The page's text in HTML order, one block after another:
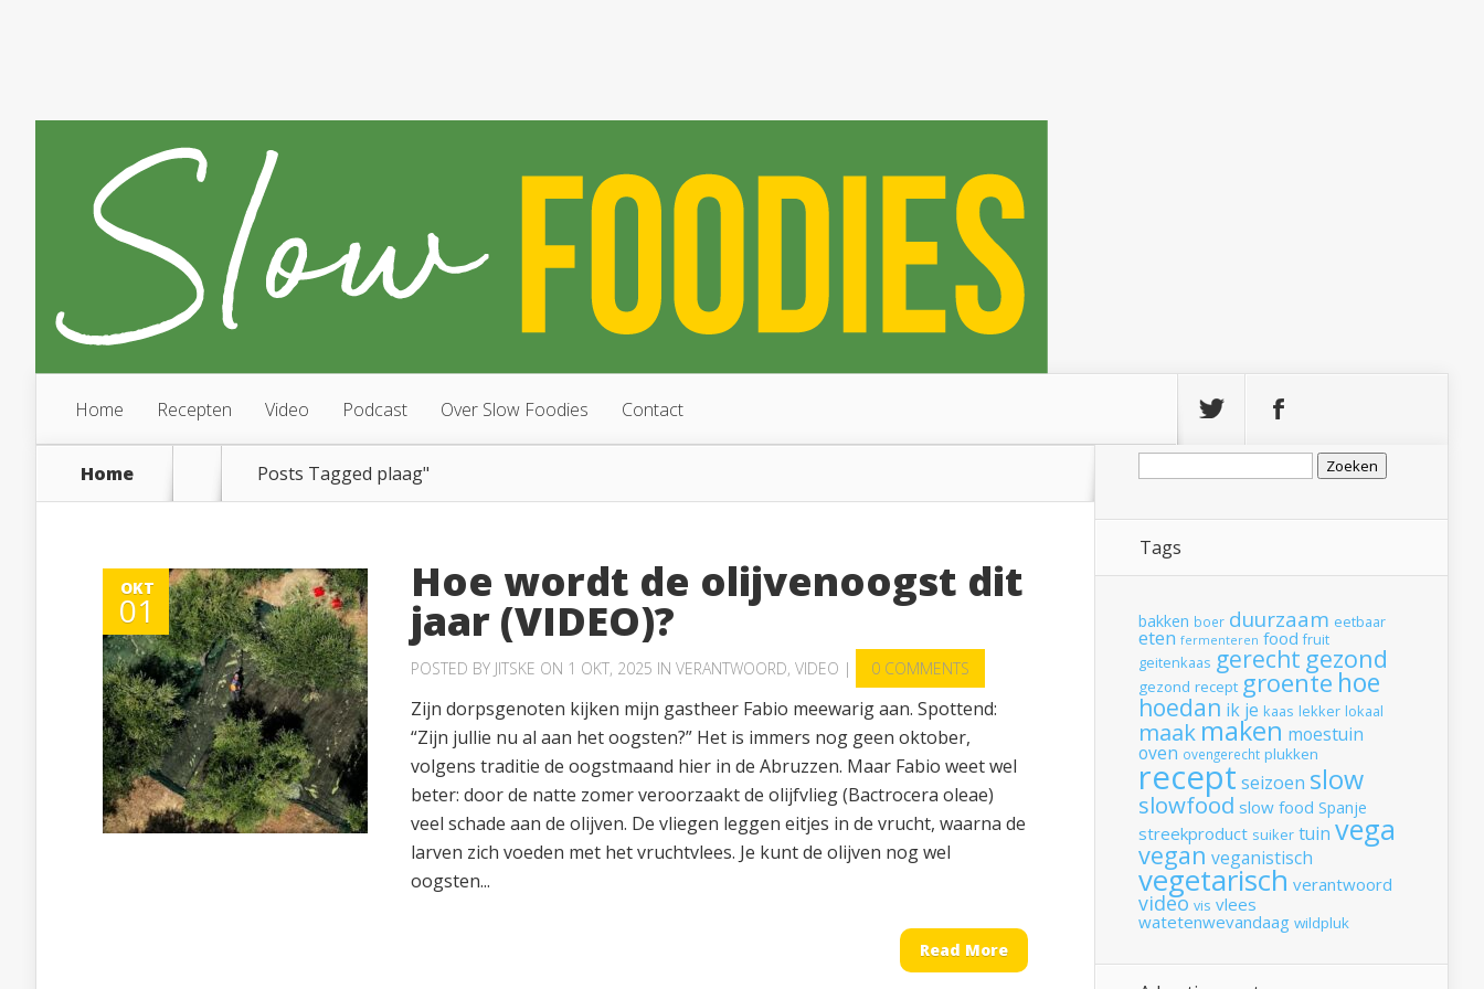
Home Recepten Video Podcast Over Slow Foodies Contact
Home Posts Tagged plaag"
OKT
01
Hoe wordt de olijvenoogst dit
jaar (VIDEO)?
POSTED BY JITSKE ON 1 OKT, 2025 IN VERANTWOORD, VIDEO | 0 COMMENTS
Zijn dorpsgenoten kijken mijn gastheer Fabio meewarig aan. Spottend:
“Zijn jullie nu al aan het oogsten?” Het is immers nog geen oktober,
volgens traditie de oogstmaand hier in de Abruzzen. Maar Fabio weet wel
beter: door de natte zomer veroorzaakt de olijfvlieg (Bactrocera oleae)
veel schade aan de olijven. De vliegen leggen eitjes in de vrucht, waarna de
larven zich voeden met het vruchtvlees. Je kunt de olijven nog wel
oogsten...
Read More
Zoeken
Tags
bakken boer duurzaam eetbaar
eten fermenteren food fruit
geitenkaas gerecht gezond
gezond recept groente hoe
hoedan ik je kaas lekker lokaal
maak maken moestuin
oven ovengerecht plukken
recept seizoen slow
slowfood slow food Spanje
streekproduct suiker tuin vega
vegan veganistisch
vegetarisch verantwoord
video vis vlees
watetenwevandaag wildpluk